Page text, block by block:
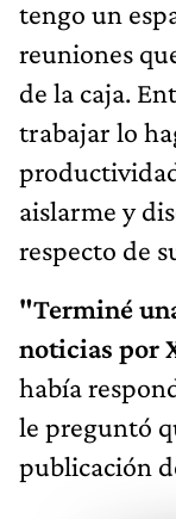
tengo un
reuniones
de la caja.
trabajar lo
aislarme y
respecto de
"Terminé
noticias por
había
le preguntó
publicación